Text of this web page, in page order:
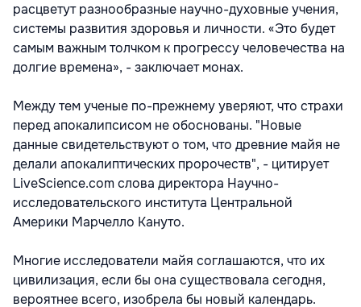
расцветут разнообразные научно-духовные учения,
системы развития здоровья и личности. «Это будет
самым важным толчком к прогрессу человечества на
долгие времена», - заключает монах.
Между тем ученые по-прежнему уверяют, что страхи
перед апокалипсисом не обоснованы. "Новые
данные свидетельствуют о том, что древние майя не
делали апокалиптических пророчеств", - цитирует
LiveScience.com слова директора Научно-
исследовательского института Центральной
Америки Марчелло Кануто.
Многие исследователи майя соглашаются, что их
цивилизация, если бы она существовала сегодня,
вероятнее всего, изобрела бы новый календарь.